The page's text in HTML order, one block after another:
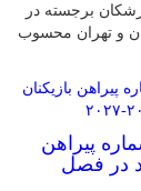
برجسته در
و تهران محسوب
پیراهن
در فصل